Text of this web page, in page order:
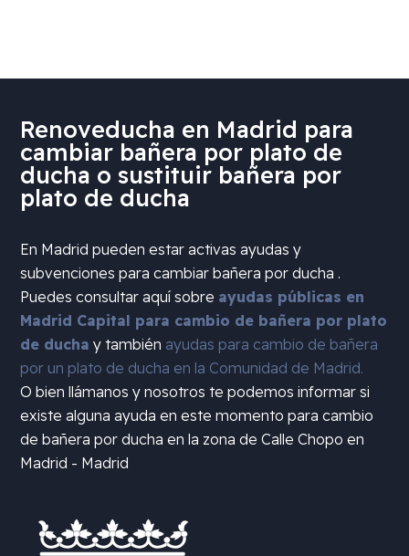
Renoveducha en Madrid para
cambiar bañera por plato de
ducha o sustituir bañera por
plato de ducha
En Madrid pueden estar activas ayudas y
subvenciones para cambiar bañera por ducha .
Puedes consultar aquí sobre ayudas públicas en
Madrid Capital para cambio de bañera por plato
de ducha y también ayudas para cambio de bañera
por un plato de ducha en la Comunidad de Madrid.
O bien llámanos y nosotros te podemos informar si
existe alguna ayuda en este momento para cambio
de bañera por ducha en la zona deCalle Chopo en
Madrid - Madrid